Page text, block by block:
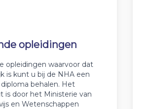
opleidingen
opleidingen waarvoor dat
is kunt u bij de NHA een
behalen. Het
is door het Ministerie van
en Wetenschappen